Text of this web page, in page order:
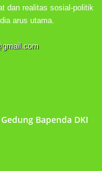
dan realitas sosial-politik
arus utama.
Gedung Bapenda DKI